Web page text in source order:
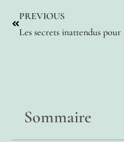
PREVIOUS
Sommaire